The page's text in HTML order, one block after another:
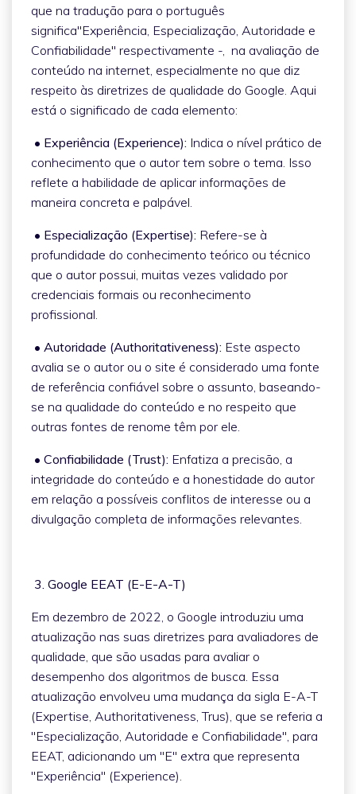
que na tradução para o português
significa"Experiência, Especialização, Autoridade e
Confiabilidade" respectivamente -, na avaliação de
conteúdo na internet, especialmente no que diz
respeito às diretrizes de qualidade do Google. Aqui
está o significado de cada elemento:
• Experiência (Experience): Indica o nível prático de
conhecimento que o autor tem sobre o tema. Isso
reflete a habilidade de aplicar informações de
maneira concreta e palpável.
• Especialização (Expertise): Refere-se à
profundidade do conhecimento teórico ou técnico
que o autor possui, muitas vezes validado por
credenciais formais ou reconhecimento
profissional.
• Autoridade (Authoritativeness): Este aspecto
avalia se o autor ou o site é considerado uma fonte
de referência confiável sobre o assunto, baseando-
se na qualidade do conteúdo e no respeito que
outras fontes de renome têm por ele.
• Confiabilidade (Trust): Enfatiza a precisão, a
integridade do conteúdo e a honestidade do autor
em relação a possíveis conflitos de interesse ou a
divulgação completa de informações relevantes.
3. Google EEAT (E-E-A-T)
Em dezembro de 2022, o Google introduziu uma
atualização nas suas diretrizes para avaliadores de
qualidade, que são usadas para avaliar o
desempenho dos algoritmos de busca. Essa
atualização envolveu uma mudança da sigla E-A-T
(Expertise, Authoritativeness, Trus), que se referia a
"Especialização, Autoridade e Confiabilidade", para
EEAT, adicionando um "E" extra que representa
"Experiência" (Experience).